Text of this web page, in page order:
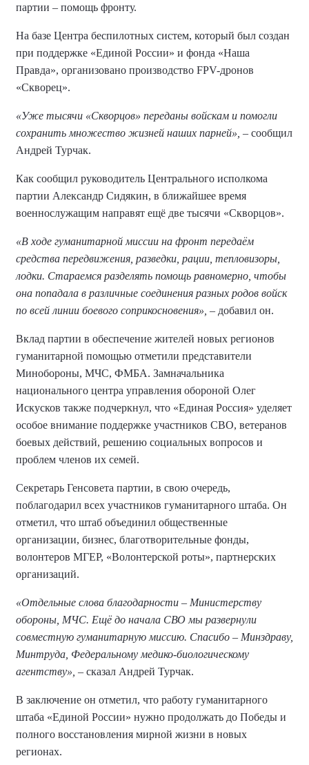
партии – помощь фронту.
На базе Центра беспилотных систем, который был создан
при поддержке «Единой России» и фонда «Наша
Правда», организовано производство FPV-дронов
«Скворец».
«Уже тысячи «Скворцов» переданы войскам и помогли
сохранить множество жизней наших парней», – сообщил
Андрей Турчак.
Как сообщил руководитель Центрального исполкома
партии Александр Сидякин, в ближайшее время
военнослужащим направят ещё две тысячи «Скворцов».
«В ходе гуманитарной миссии на фронт передаём
средства передвижения, разведки, рации, тепловизоры,
лодки. Стараемся разделять помощь равномерно, чтобы
она попадала в различные соединения разных родов войск
по всей линии боевого соприкосновения», – добавил он.
Вклад партии в обеспечение жителей новых регионов
гуманитарной помощью отметили представители
Минобороны, МЧС, ФМБА. Замначальника
национального центра управления обороной Олег
Искусков также подчеркнул, что «Единая Россия» уделяет
особое внимание поддержке участников СВО, ветеранов
боевых действий, решению социальных вопросов и
проблем членов их семей.
Секретарь Генсовета партии, в свою очередь,
поблагодарил всех участников гуманитарного штаба. Он
отметил, что штаб объединил общественные
организации, бизнес, благотворительные фонды,
волонтеров МГЕР, «Волонтерской роты», партнерских
организаций.
«Отдельные слова благодарности – Министерству
обороны, МЧС. Ещё до начала СВО мы развернули
совместную гуманитарную миссию. Спасибо – Минздраву,
Минтруда, Федеральному медико-биологическому
агентству», – сказал Андрей Турчак.
В заключение он отметил, что работу гуманитарного
штаба «Единой России» нужно продолжать до Победы и
полного восстановления мирной жизни в новых
регионах.